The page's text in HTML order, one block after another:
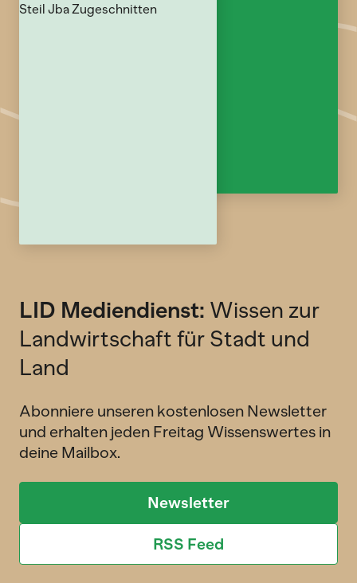
LID Mediendienst: Wissen zur
Landwirtschaft für Stadt und
Land
Abonniere unseren kostenlosen Newsletter
und erhalten jeden Freitag Wissenswertes in
deine Mailbox.
Newsletter
RSS Feed